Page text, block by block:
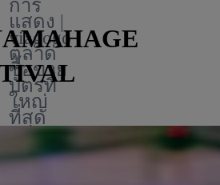
การ
แสดง |
viagogo
ตลาด
ซื้อขาย
บัตรที่
ใหญ่
ที่สุด